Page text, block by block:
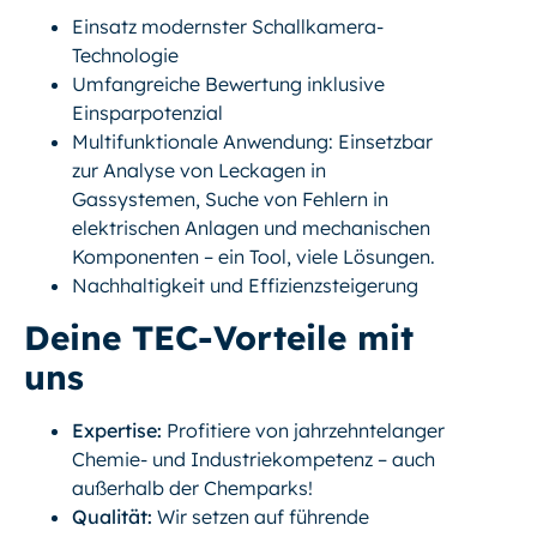
Einsatz modernster Schallkamera-
Technologie
Umfangreiche Bewertung inklusive
Einsparpotenzial
Multifunktionale Anwendung: Einsetzbar
zur Analyse von Leckagen in
Gassystemen, Suche von Fehlern in
elektrischen Anlagen und mechanischen
Komponenten – ein Tool, viele Lösungen.
Nachhaltigkeit und Effizienzsteigerung
Deine TEC-Vorteile mit
uns
Expertise: Profitiere von jahrzehntelanger
Chemie- und Industriekompetenz – auch
außerhalb der Chemparks!
Qualität: Wir setzen auf führende